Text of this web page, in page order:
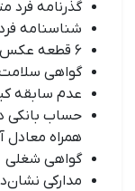
گذرنامه فرد
شناسنامه
۶ قطعه عکس
گواهی
عدم سابقه
حساب بانکی
همراه معادل
گواهی شغلی
مدارکی